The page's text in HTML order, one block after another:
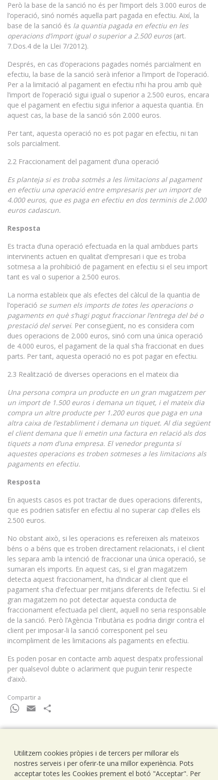
Però la base de la sanció no és per l’import dels 3.000 euros de
l’operació, sinó només aquella part pagada en efectiu. Així, la
base de la sanció és la quantia pagada en efectiu en les
operacions d’import igual o superior a 2.500 euros(art.
7.Dos.4 de la Llei 7/2012).
Després, en cas d’operacions pagades només parcialment en
efectiu, la base de la sanció serà inferior a l’import de l’operació.
Per a la limitació al pagament en efectiu n’hi ha prou amb què
l’import de l’operació sigui igual o superior a 2.500 euros, encara
que el pagament en efectiu sigui inferior a aquesta quantia. En
aquest cas, la base de la sanció són 2.000 euros.
Per tant, aquesta operació no es pot pagar en efectiu, ni tan
sols parcialment.
2.2 Fraccionament del pagament d’una operació
Es planteja si es troba sotmès a les limitacions al pagament
en efectiu una operació entre empresaris per un import de
4.000 euros, que es paga en efectiu en dos terminis de 2.000
euros cadascun.
Resposta
Es tracta d’una operació efectuada en la qual ambdues parts
intervinents actuen en qualitat d’empresari i que es troba
sotmesa a la prohibició de pagament en efectiu si el seu import
tant es val o superior a 2.500 euros.
La norma estableix que als efectes del càlcul de la quantia de
l’operació se sumen els imports de totes les operacions o
pagaments en què s’hagi pogut fraccionar l’entrega del bé o
prestació del servei. Per consegüent, no es considera com
dues operacions de 2.000 euros, sinó com una única operació
de 4.000 euros, el pagament de la qual s’ha fraccionat en dues
parts. Per tant, aquesta operació no es pot pagar en efectiu.
2.3 Realització de diverses operacions en el mateix dia
Una persona compra un producte en un gran magatzem per
un import de 1.500 euros i demana un tiquet, i el mateix dia
compra un altre producte per 1.200 euros que paga en una
altra caixa de l’establiment i demana un tiquet. Al dia següent
el client demana que li emetin una factura en relació als dos
tiquets a nom d’una empresa. El venedor pregunta si
aquestes operacions es troben sotmeses a les limitacions als
pagaments en efectiu.
Resposta
En aquests casos es pot tractar de dues operacions diferents,
que es podrien satisfer en efectiu al no superar cap d’elles els
2.500 euros.
No obstant això, si les operacions es refereixen als mateixos
béns o a béns que es troben directament relacionats, i el client
les separa amb la intenció de fraccionar una única operació, se
sumaran els imports. En aquest cas, si el gran magatzem
detecta aquest fraccionament, ha d’indicar al client que el
pagament s’ha d’efectuar per mitjans diferents de l’efectiu. Si el
gran magatzem no pot detectar aquesta conducta de
fraccionament efectuada pel client, aquell no seria responsable
de la sanció. Però l’Agència Tributària es podria dirigir contra el
client per imposar-li la sanció corresponent pel seu
incompliment de les limitacions als pagaments en efectiu.
Es poden posar en contacte amb aquest despatx professional
per qualsevol dubte o aclariment que puguin tenir respecte
d’això.
Compartir a
WhatsApp
Email
Ramells Ramoneda
Assessors - Consultors
Utilitzem cookies pròpies i de tercers per millorar els
nostres serveis i per oferir-te una millor experiència. Pots
acceptar totes les Cookies prement el botó "Acceptar". Per